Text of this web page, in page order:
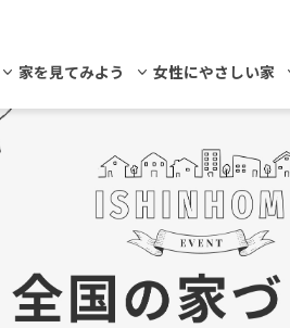
家を見てみよう 女性にやさしい家